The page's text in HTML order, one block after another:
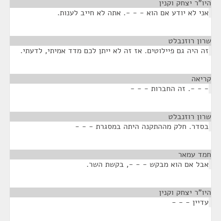
היו"ר יצחק וקנין
אני לא יודע אם הוא - - -. אתה לא חייב לענות.
שרון רוזנבלט
זה היה גם פיילוטים. אז זה לא ייתן לכם מדד אמיתי, לדעתי.
קריאה
- - -. זה החברות - - -
שרון רוזנבלט
בסדר. חלק מההתקנה היתה במסגרת - - -
חמד עמאר
אבל אם הוא מבקש - - -, בקשת השר.
היו"ר יצחק וקנין
עדיין - - -